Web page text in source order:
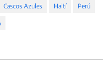
Cascos Azules Haití Perú